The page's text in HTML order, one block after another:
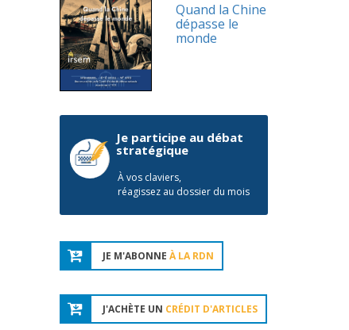
Quand la Chine
dépasse le
monde
Je participe au débat
stratégique
À vos claviers,
réagissez au dossier du mois
JE M'ABONNE À LA RDN
J'ACHÈTE UN CRÉDIT D'ARTICLES